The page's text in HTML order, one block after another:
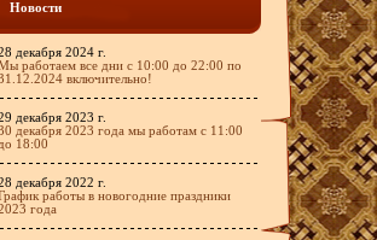
Новости
декабря 2024 г.
работаем все дни с 10:00 до 22:00 по
включительно!
декабря 2023 г.
декабря 2023 года мы работам с 11:00
18:00
декабря 2022 г.
работы в новогодние праздники
года